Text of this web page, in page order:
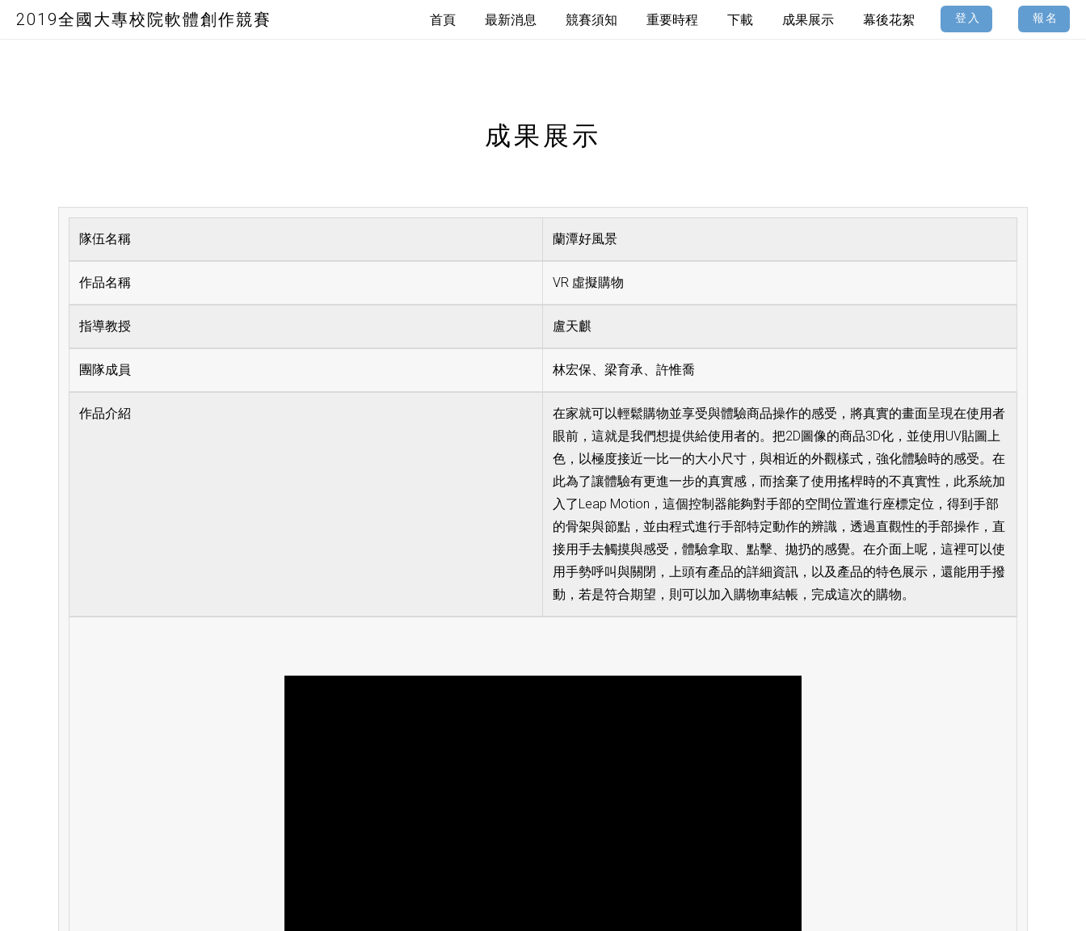
成果展示
隊伍名稱 蘭潭好風景
作品名稱 VR 虛擬購物
指導教授 盧天麒
團隊成員 林宏保、梁育承、許惟喬
作品介紹
在家就可以輕鬆購物並享受與體驗商品操作的感受，將真實的畫面呈現在使用者
眼前，這就是我們想提供給使用者的。把2D圖像的商品3D化，並使用UV貼圖上
色，以極度接近一比一的大小尺寸，與相近的外觀樣式，強化體驗時的感受。在
此為了讓體驗有更進一步的真實感，而捨棄了使用搖桿時的不真實性，此系統加
入了Leap Motion，這個控制器能夠對手部的空間位置進行座標定位，得到手部
的骨架與節點，並由程式進行手部特定動作的辨識，透過直觀性的手部操作，直
接用手去觸摸與感受，體驗拿取、點擊、拋扔的感覺。在介面上呢，這裡可以使
用手勢呼叫與關閉，上頭有產品的詳細資訊，以及產品的特色展示，還能用手撥
動，若是符合期望，則可以加入購物車結帳，完成這次的購物。
2019全國大專校院軟體創作競賽 首頁 最新消息 競賽須知 重要時程 下載 成果展示 幕後花絮 登入 報名